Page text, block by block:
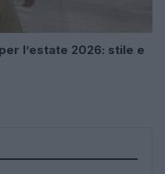
l’estate 2026: stile e